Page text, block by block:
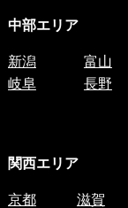
中部エリア
新潟 富山
岐阜
長野
関西エリア
京都 滋賀